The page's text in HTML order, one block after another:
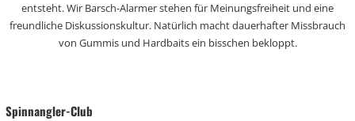
entsteht. Wir Barsch-Alarmer stehen für Meinungsfreiheit und eine
freundliche Diskussionskultur. Natürlich macht dauerhafter Missbrauch
von Gummis und Hardbaits ein bisschen bekloppt.
Spinnangler-Club